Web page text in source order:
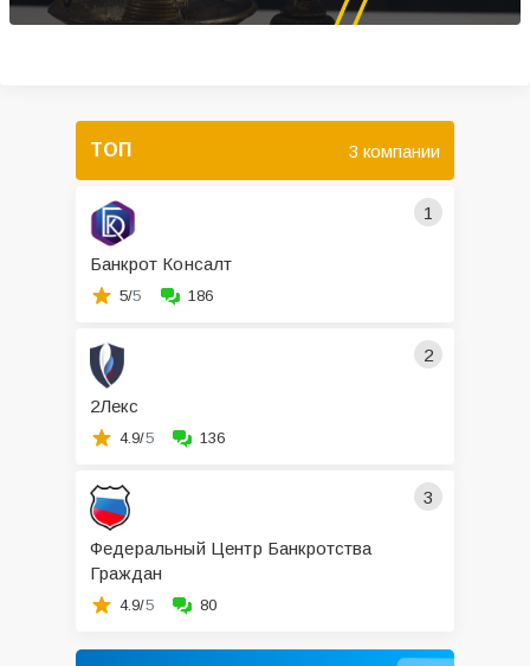
ТОП 3 компании
1
Банкрот Консалт
5/5 186
2
2Лекс
4.9/5 136
3
Федеральный Центр Банкротства
Граждан
4.9/5 80